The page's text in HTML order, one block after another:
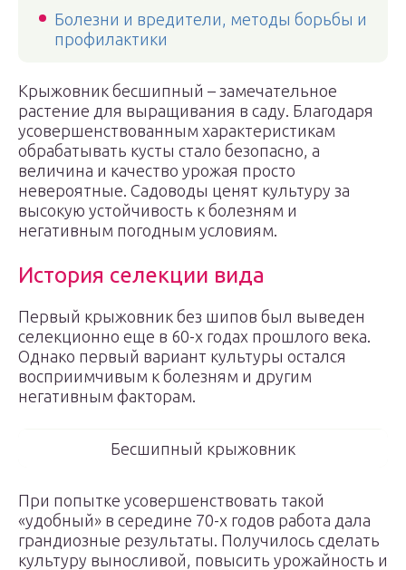
Болезни и вредители, методы борьбы и
профилактики
Крыжовник бесшипный – замечательное
растение для выращивания в саду. Благодаря
усовершенствованным характеристикам
обрабатывать кусты стало безопасно, а
величина и качество урожая просто
невероятные. Садоводы ценят культуру за
высокую устойчивость к болезням и
негативным погодным условиям.
История селекции вида
Первый крыжовник без шипов был выведен
селекционно еще в 60-х годах прошлого века.
Однако первый вариант культуры остался
восприимчивым к болезням и другим
негативным факторам.
Бесшипный крыжовник
При попытке усовершенствовать такой
«удобный» в середине 70-х годов работа дала
грандиозные результаты. Получилось сделать
культуру выносливой, повысить урожайность и